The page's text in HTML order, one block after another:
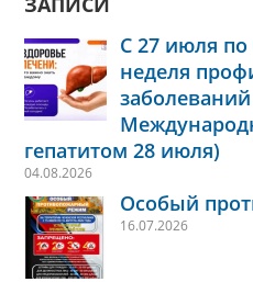
С 27 июля по
неделя
гепатитом 28 июля)
04.08.2026
Особый
16.07.2026